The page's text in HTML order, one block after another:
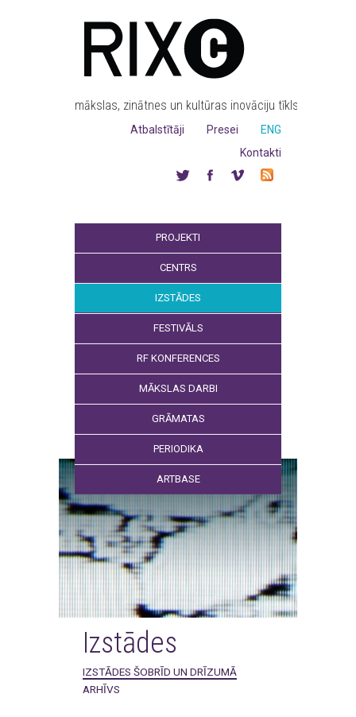
mākslas, zinātnes un kultūras inovāciju tīkls
ENG
Presei
Atbalstītāji
Kontakti
PROJEKTI
CENTRS
IZSTĀDES
FESTIVĀLS
RF KONFERENCES
MĀKSLAS DARBI
GRĀMATAS
PERIODIKA
ARTBASE
Izstādes
IZSTĀDES ŠOBRĪD UN DRĪZUMĀ
ARHĪVS